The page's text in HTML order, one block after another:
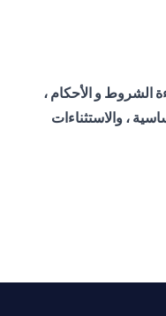
الشروط و الأحكام ،
، والاستثناءات